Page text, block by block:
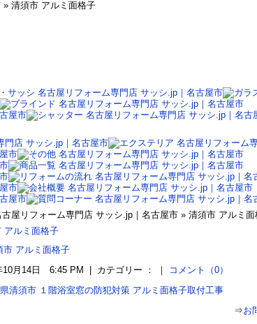
清須市 アルミ面格子
屋リフォーム専門店 サッシ.jp｜名古屋市 » 清須市 アルミ
アルミ面格子
10月14日 6:45 PM | カテゴリー ： ｜
コメント（0）
清須市 １階浴室窓の防犯対策 アルミ面格子取付工事
⇒お